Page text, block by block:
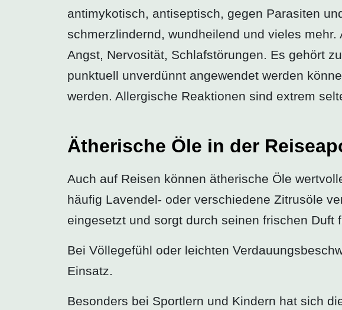
antimykotisch, antiseptisch, gegen Parasiten
schmerzlindernd, wundheilend und vieles
Angst, Nervosität, Schlafstörungen. Es gehört
punktuell unverdünnt angewendet werden
werden. Allergische Reaktionen sind extrem
Ätherische Öle in der
Auch auf Reisen können ätherische Öle
häufig Lavendel- oder verschiedene Zitrusöle
eingesetzt und sorgt durch seinen frischen
Bei Völlegefühl oder leichten
Einsatz.
Besonders bei Sportlern und Kindern hat sich